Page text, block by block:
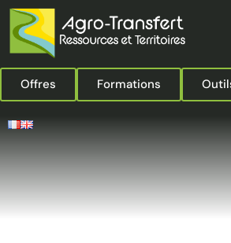
Offres Formations